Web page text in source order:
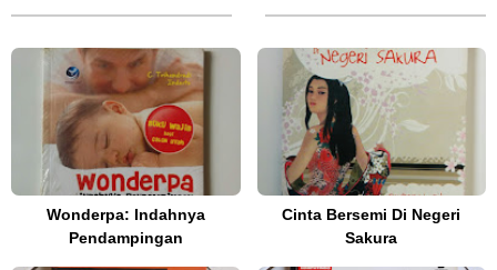
Wonderpa: Indahnya
Pendampingan
Cinta Bersemi Di Negeri
Sakura